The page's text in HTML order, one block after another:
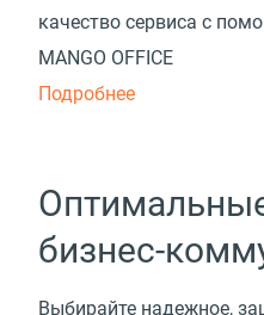
качество сервиса с
MANGO OFFICE
Подробнее
бизнес-
Выбирайте надежное,